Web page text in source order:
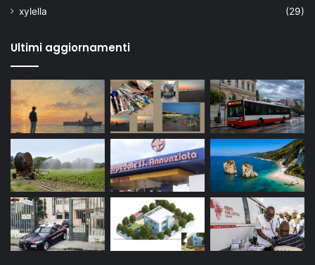
xylella
(29)
Ultimi aggiornamenti